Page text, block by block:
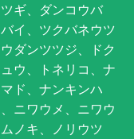
ギ、ダンコウバ
イ、ツクバネウツ
ダンツツジ、ドク
ウ、トネリコ、ナ
ド、ナンキンハ
ニワウメ、ニワウ
ノキ、ノリウツ